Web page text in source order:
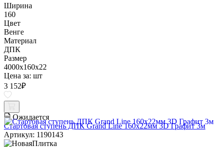
Ширина
160
Цвет
Венге
Материал
ДПК
Размер
4000x160x22
Цена за: шт
3 152₽
Ожидается
Стартовая ступень ДПК Grand Line 160х22мм 3D Графит 3м
Артикул: 1190143